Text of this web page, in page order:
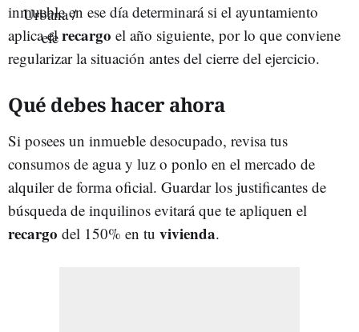
inmueble en ese día determinará si el ayuntamiento
aplica elrecargo el año siguiente, por lo que conviene
regularizar la situación antes del cierre del ejercicio.
Qué debes hacer ahora
Si posees un inmueble desocupado, revisa tus
consumos de agua y luz o ponlo en el mercado de
alquiler de forma oficial. Guardar los justificantes de
búsqueda de inquilinos evitará que te apliquen el
recargo del 150% en tu vivienda.